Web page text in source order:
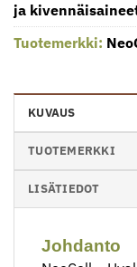
ja
Tuotemerkki:
KUVAUS
TUOTEMERKKI
LISÄTIEDOT
Johdanto